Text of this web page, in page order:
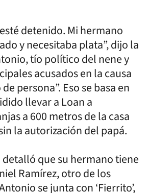
detenido. Mi hermano
y necesitaba plata”, dijo la
tío político del nene y
acusados en la causa
persona”. Eso se basa en
llevar a Loan a
a 600 metros de la casa
la autorización del papá.
que su hermano tiene
Ramírez, otro de los
se junta con ‘Fierrito’,